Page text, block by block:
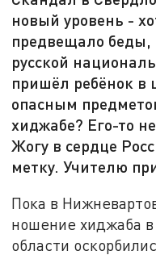
новый уровень -
предвещало беды,
русской
пришёл ребёнок в
опасным
хиджабе? Его-то
Жогу в сердце
метку. Учителю
Пока в
ношение хиджаба
области